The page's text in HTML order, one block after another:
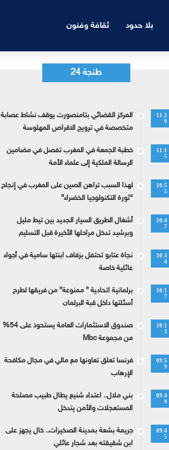
بلا حدود ثقافة وفنون
طنجة 24
11:2
9
المركز القضائي بتامنصورت يوقف نشاط عصابة
متخصصة في ترويج الاقراص المهلوسة
11:1
5
خطبة الجمعة في المغرب تفصل في مضامين
الرسالة الملكية إلى علماء الأمة
10:5
5
لهذا السبب تراهن الصين على المغرب في إنجاح
“ثورة التكنولوجيا الخضراء”
10:4
7
أشغال الطريق السيار الجديد بين تيط مليل
وبرشيد تدخل مراحلها الأخيرة قبل التسليم
10:3
4
نجاة عتابو تحتفل بزفاف ابنتها سامية في أجواء
عائلية خاصة
10:1
7
برلمانية اتحادية ” ممنوعة” من فريقها لطرح
أسئلتها داخل قبة البرلمان
10:1
3
صندوق الاستثمارات العامة يستحوذ على 54%
من مجموعة Mbc
09:5
9
فرنسا تعلق تعاونها مع مالي في مجال مكافحة
الإرهاب
09:4
9
بني ملال.. اعتداء شنيع يطال طبيب مصلحة
المستعجلات والأمن يتدخل
09:4
5
جريمة بشعة بمدينة الصخيرات.. خال يجهز على
ابن شقيقته بعد شجار عائلي